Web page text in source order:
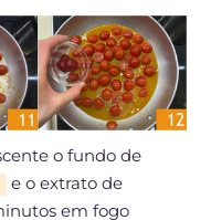
o fundo de
e o extrato de
em fogo